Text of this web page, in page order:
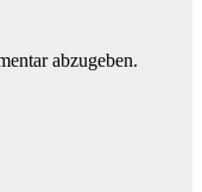
abzugeben.